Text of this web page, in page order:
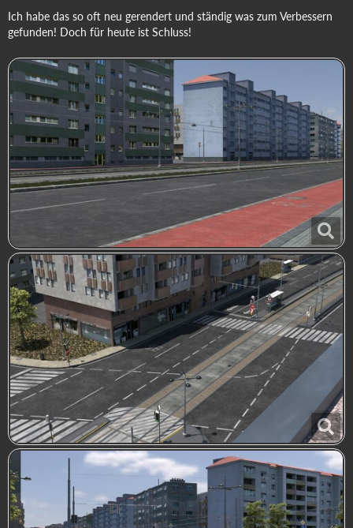
Ich habe das so oft neu gerendert und ständig was zum Verbessern
gefunden! Doch für heute ist Schluss!